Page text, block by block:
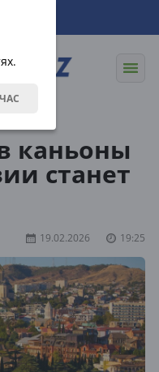
каньоны
станет
19.02.2026 19:25